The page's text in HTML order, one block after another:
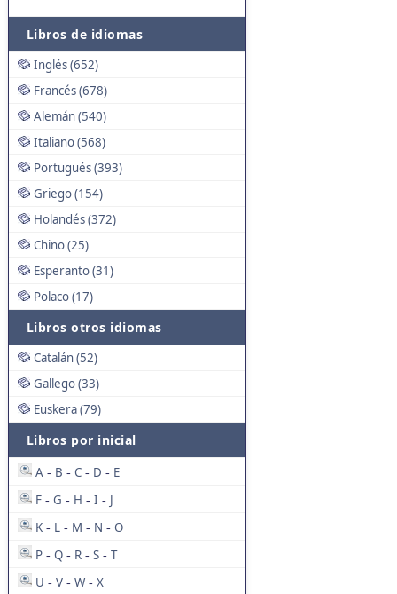
Libros de idiomas
Inglés (652)
Francés (678)
Alemán (540)
Italiano (568)
Portugués (393)
Griego (154)
Holandés (372)
Chino (25)
Esperanto (31)
Polaco (17)
Libros otros idiomas
Catalán (52)
Gallego (33)
Euskera (79)
Libros por inicial
A - B - C - D - E
F - G - H - I - J
K - L - M - N - O
P - Q - R - S - T
U - V - W - X